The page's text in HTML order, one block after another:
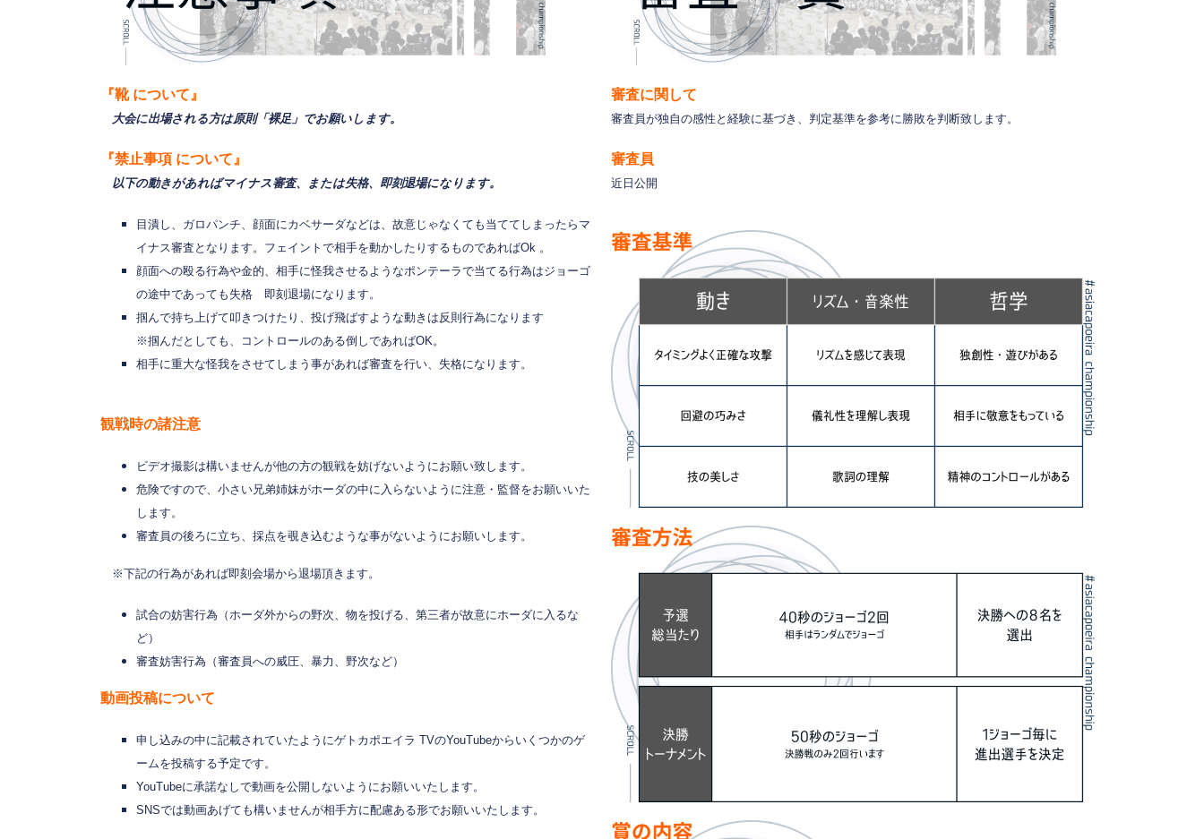
『靴 について』
大会に出場される方は原則「裸足」でお願いします。
『禁止事項 について』
以下の動きがあればマイナス審査、または失格、即刻退場になります。
目潰し、ガロパンチ、顔面にカベサーダなどは、故意じゃなくても当ててしまったらマ
イナス審査となります。フェイントで相手を動かしたりするものであればOk 。
顔面への殴る行為や金的、相手に怪我させるようなポンテーラで当てる行為はジョーゴ
の途中であっても失格 即刻退場になります。
掴んで持ち上げて叩きつけたり、投げ飛ばすような動きは反則行為になります
※掴んだとしても、コントロールのある倒しであればOK。
相手に重大な怪我をさせてしまう事があれば審査を行い、失格になります。
観戦時の諸注意
ビデオ撮影は構いませんが他の方の観戦を妨げないようにお願い致します。
危険ですので、小さい兄弟姉妹がホーダの中に入らないように注意・監督をお願いいた
します。
審査員の後ろに立ち、採点を覗き込むような事がないようにお願いします。
※下記の行為があれば即刻会場から退場頂きます。
試合の妨害行為（ホーダ外からの野次、物を投げる、第三者が故意にホーダに入るな
ど）
審査妨害行為（審査員への威圧、暴力、野次など）
動画投稿について
申し込みの中に記載されていたようにゲトカポエイラ TVのYouTubeからいくつかのゲ
ームを投稿する予定です。
YouTubeに承諾なしで動画を公開しないようにお願いいたします。
SNSでは動画あげても構いませんが相手方に配慮ある形でお願いいたします。
審査に関して
審査員が独自の感性と経験に基づき、判定基準を参考に勝敗を判断致します。
審査員
近日公開